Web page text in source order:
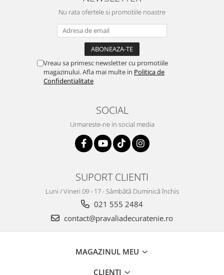
Nu rata ofertele si promotiile noastre
Vreau sa primesc newsletter cu promotiile
magazinului. Afla mai multe in Politica de
Confidentialitate
SOCIAL
Urmareste-ne in social media
SUPORT CLIENTI
Luni / Vineri 09 - 17 - Sâmbătă Duminică închis
021 555 2484
contact@pravaliadecuratenie.ro
MAGAZINUL MEU
CLIENTI